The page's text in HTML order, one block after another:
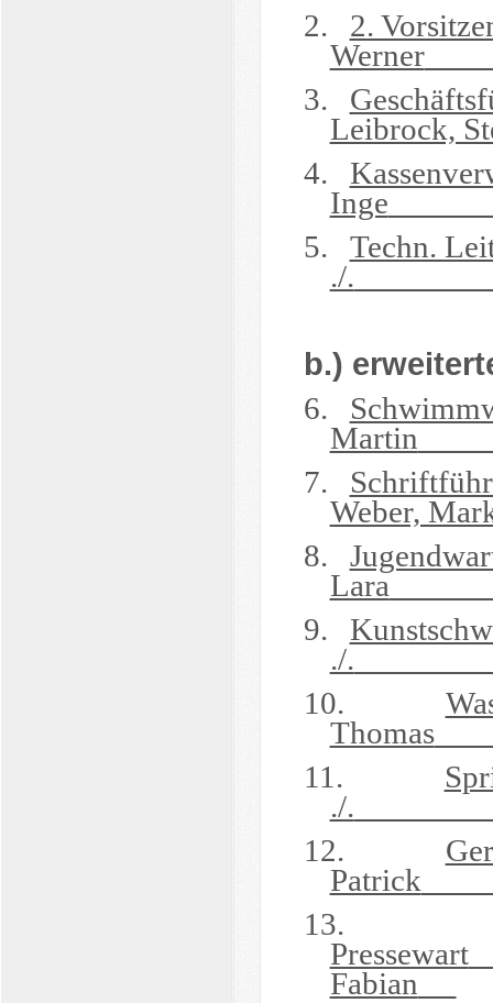
2.
2.
Werner
3.
Leibrock,
4.
Inge
5.
Techn.
./.
b.)
6.
Martin
7.
Weber,
8.
Lara
9.
./.
10.
Thomas
11.
./.
12.
Patrick
13.
Pressewart
Fabian